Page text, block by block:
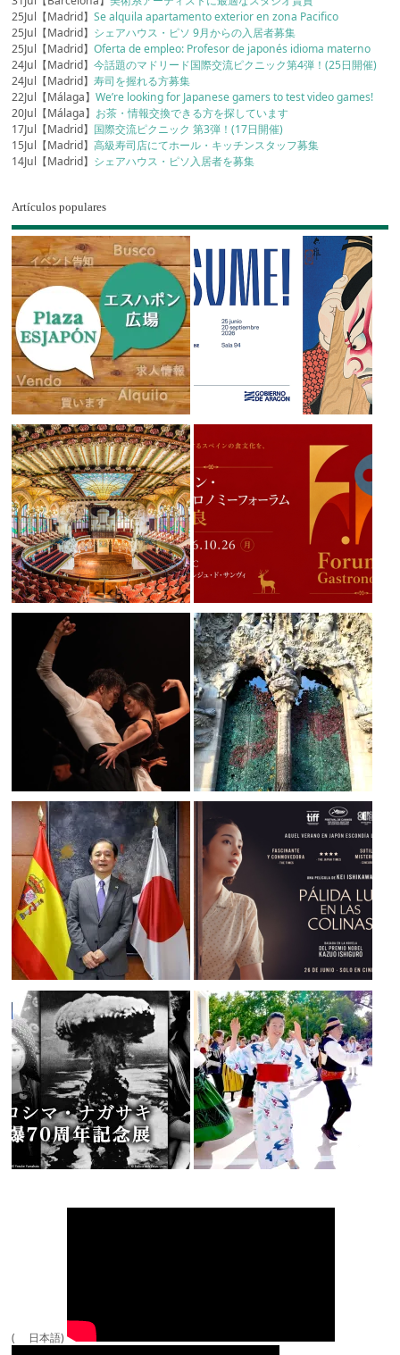
25Jul【Madrid】Se alquila apartamento exterior en zona Pacifico
25Jul【Madrid】 シェアハウス・ピソ 9月からの入居者募集
25Jul【Madrid】Oferta de empleo: Profesor de japonés idioma materno
24Jul【Madrid】今話題のマドリード国際交流ピクニック第4弾！(25日開催)
24Jul【Madrid】寿司を握れる方募集
22Jul【Málaga】We’re looking for Japanese gamers to test video games!
20Jul【Málaga】 お茶・情報交換できる方を探しています
17Jul【Madrid】 国際交流ピクニック 第3弾！(17日開催)
15Jul【Madrid】高級寿司店にてホール・キッチンスタッフ募集
14Jul【Madrid】 シェアハウス・ピソ入居者を募集
Artículos populares
( 日本語)